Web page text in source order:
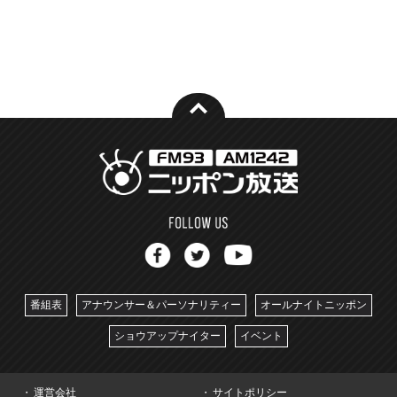
番組表 アナウンサー＆パーソナリティー オールナイトニッポン
ショウアップナイター イベント
運営会社 サイトポリシー